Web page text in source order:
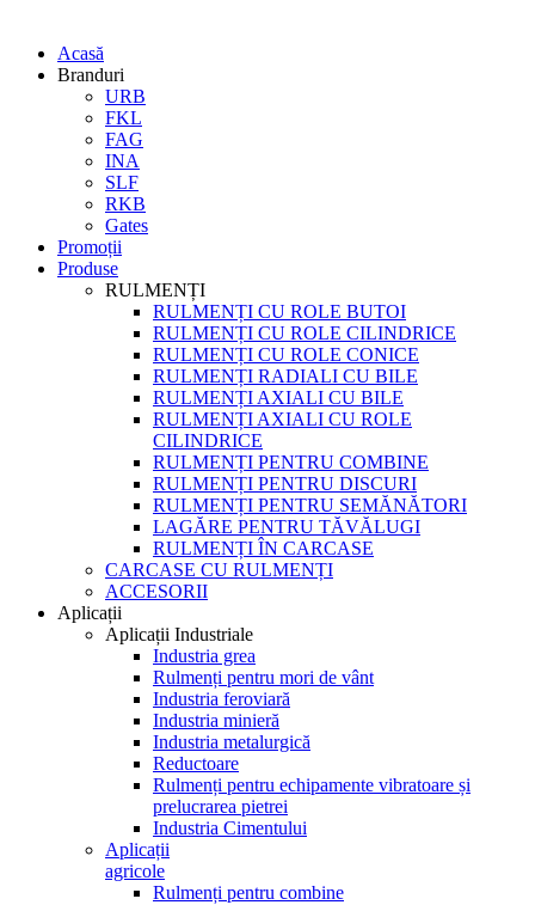
Acasă
Branduri
URB
FKL
FAG
INA
SLF
RKB
Gates
Promoții
Produse
RULMENȚI
RULMENȚI CU ROLE BUTOI
RULMENȚI CU ROLE CILINDRICE
RULMENȚI CU ROLE CONICE
RULMENȚI RADIALI CU BILE
RULMENȚI AXIALI CU BILE
RULMENȚI AXIALI CU ROLE
CILINDRICE
RULMENȚI PENTRU COMBINE
RULMENȚI PENTRU DISCURI
RULMENȚI PENTRU SEMĂNĂTORI
LAGĂRE PENTRU TĂVĂLUGI
RULMENȚI ÎN CARCASE
CARCASE CU RULMENȚI
ACCESORII
Aplicații
Aplicații Industriale
Industria grea
Rulmenți pentru mori de vânt
Industria feroviară
Industria minieră
Industria metalurgică
Reductoare
Rulmenți pentru echipamente vibratoare și
prelucrarea pietrei
Industria Cimentului
Aplicații
agricole
Rulmenți pentru combine